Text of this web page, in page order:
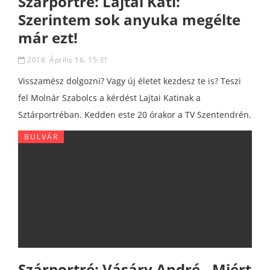
Szerintem sok anyuka megélte
már ezt!
2018. Április 16. 15:31
Visszamész dolgozni? Vagy új életet kezdesz te is? Teszi
fel Molnár Szabolcs a kérdést Lajtai Katinak a
Sztárportréban. Kedden este 20 órakor a TV Szentendrén.
BULVÁR